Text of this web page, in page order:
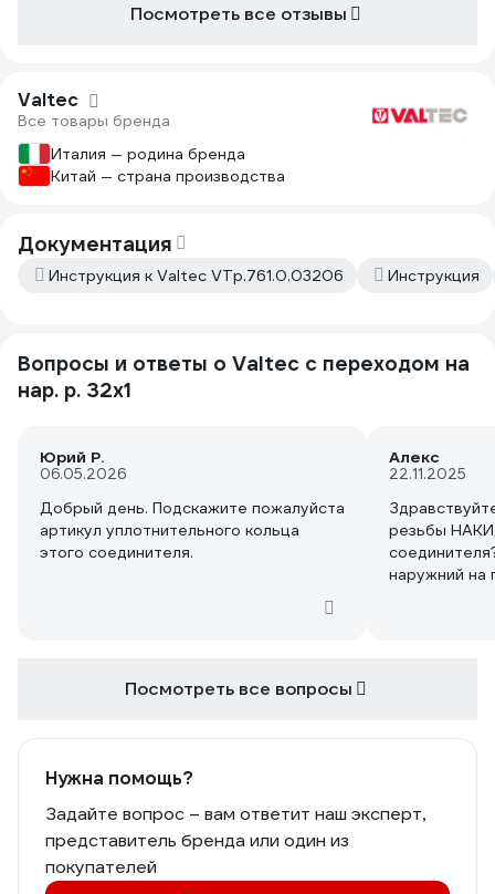
Посмотреть все отзывы
Valtec
Все товары бренда
Италия — родина бренда
Китай — страна производства
Документация
Инструкция к Valtec VTp.761.0.03206 Инструкция
Вопросы и ответы о Valtec с переходом на
нар. р. 32х1
Юрий Р.
06.05.2026
Добрый день. Подскажите пожалуйста
артикул уплотнительного кольца
этого соединителя.
Алекс
22.11.2025
резьбы
наружний на
Посмотреть все вопросы
Нужна помощь?
Задайте вопрос – вам ответит наш эксперт,
представитель бренда или один из
покупателей